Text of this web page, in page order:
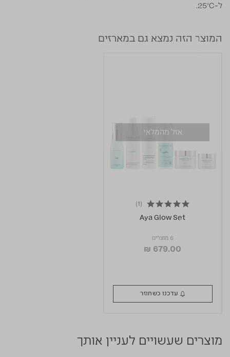
ל-25°C.
המוצר הזה נמצא גם במארזים
אזל מהמלאי
5.0 star rating
(1)
Aya Glow Set
6 מוצרים
₪ 679.00
מוצרים שעשויים לעניין אותך